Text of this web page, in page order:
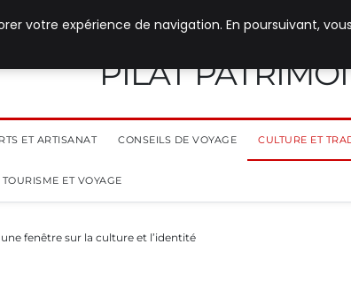
PILAT
ET ARTISANAT CONSEILS DE VOYAGE CULTURE ET
TOURISME ET VOYAGE
une fenêtre sur la culture et l’identité
votre expérience de navigation. En poursuivant,